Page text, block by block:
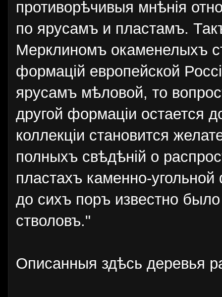
противорѣчивыя мнѣнiя
по ярусамъ и пластамъ.
Мерклиномъ окаменелыхъ
формацiй европейской
ярусамъ мѣловой, то
другой формацiи остается
коллекцiи становится
полныхъ свѣдѣнiй о
пластахъ каменно-
до сихъ поръ известно
стволовъ."
Описанныя здѣсь деревья